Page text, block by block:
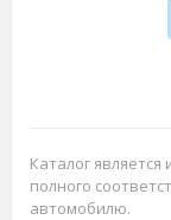
Каталог
полного
автомобилю.